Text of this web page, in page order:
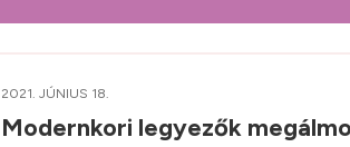
2021. JÚNIUS 18.
Modernkori legyezők